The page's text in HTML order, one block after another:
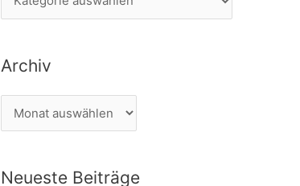
c
h
a
e
Archiv
r
h
Neueste Beiträge